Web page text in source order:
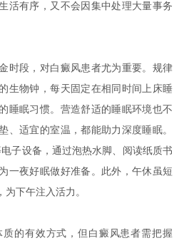
活有序，又不会因集中处理大量事务
段，对白癜风患者尤为重要。规律
生物钟，每天固定在相同时间上床睡
睡眠习惯。营造舒适的睡眠环境也不
、适宜的室温，都能助力深度睡眠。
子设备，通过泡热水脚、阅读纸质书
一夜好眠做好准备。此外，午休虽短
下午注入活力。
的有效方式，但白癜风患者需把握